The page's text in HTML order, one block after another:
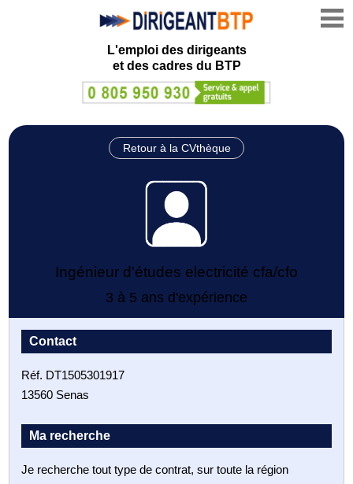
L'emploi des dirigeants
et des cadres du BTP
Retour à la CVthèque
Ingénieur d'études electricité cfa/cfo
3 à 5 ans d'expérience
Contact
Réf. DT1505301917
13560 Senas
Ma recherche
Je recherche tout type de contrat, sur toute la région